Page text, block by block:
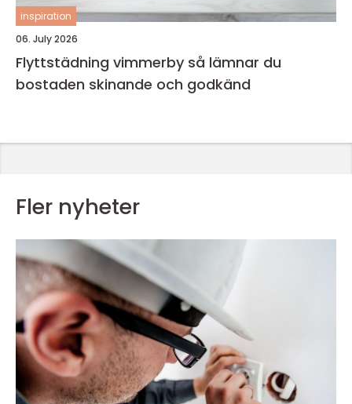
inspiration
06. July 2026
Flyttstädning vimmerby så lämnar du
bostaden skinande och godkänd
Fler nyheter